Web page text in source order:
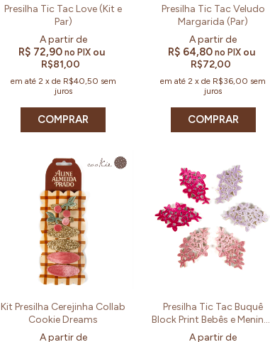
Presilha Tic Tac Love (Kit e
Par)
R$ 72,90 no PIX ou
R$81,00
em até 2 x de R$40,50 sem
juros
COMPRAR
Presilha Tic Tac Veludo
Margarida (Par)
R$ 64,80 no PIX ou
R$72,00
em até2 xde R$36,00 sem
juros
COMPRAR
Kit Presilha Cerejinha Collab
Cookie Dreams
Presilha Tic Tac Buquê
Block Print Bebês e Meninas
(Kit e Par)